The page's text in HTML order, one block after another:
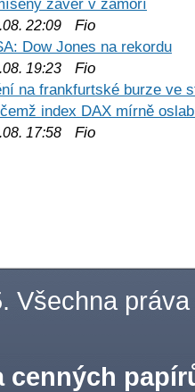
22:09 Fio
Dow Jones na rekordu
19:23 Fio
na frankfurtské burze ve
index DAX mírně
17:58 Fio
Všechna práva
cenných